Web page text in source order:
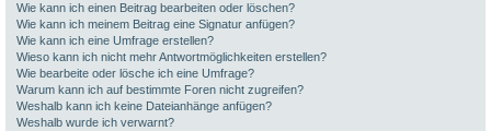
Wie kann ich einen Beitrag bearbeiten oder löschen?
Wie kann ich meinem Beitrag eine Signatur anfügen?
Wie kann ich eine Umfrage erstellen?
Wieso kann ich nicht mehr Antwortmöglichkeiten erstellen?
Wie bearbeite oder lösche ich eine Umfrage?
Warum kann ich auf bestimmte Foren nicht zugreifen?
Weshalb kann ich keine Dateianhänge anfügen?
Weshalb wurde ich verwarnt?